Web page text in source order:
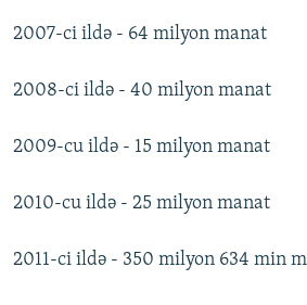
2007-ci ildə - 64 milyon manat
2008-ci ildə - 40 milyon manat
2009-cu ildə - 15 milyon manat
2010-cu ildə - 25 milyon manat
2011-ci ildə - 350 milyon 634 min